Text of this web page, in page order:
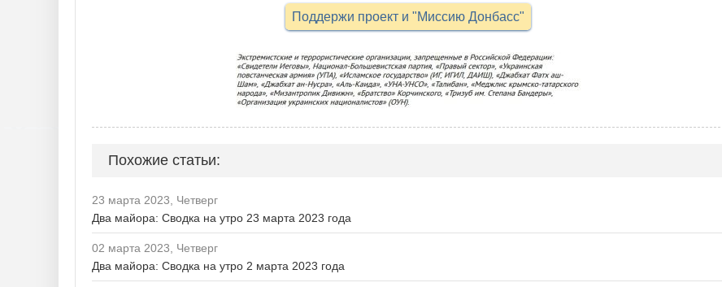
Поддержи проект и "Миссию Донбасс"
Похожие статьи:
23 марта 2023, Четверг
Два майора: Сводка на утро 23 марта 2023 года
02 марта 2023, Четверг
Два майора: Сводка на утро 2 марта 2023 года